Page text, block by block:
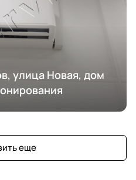
улица Новая, дом
еще